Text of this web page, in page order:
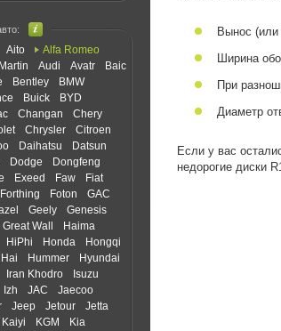
Aito
Alfa Romeo
Audi Avatr
Baic
Bentley
BMW
Buick
BYD
Changan
Chery
Chrysler
Citroen
Daihatsu
Datsun
Dodge
Dongfeng
Exeed Faw
Fiat
Forthing Foton
GAC
Geely
Genesis
Great Wall
Haima
HiPhi Honda
Hongqi
Hummer
Hyundai
Iran Khodro
Isuzu
Izh JAC
Jaecoo
Jeep Jetour
Jetta
Kaiyi KGM
Kia
Вынос (или
Ширина
При
Диаметр
Если у вас
недорогие диски